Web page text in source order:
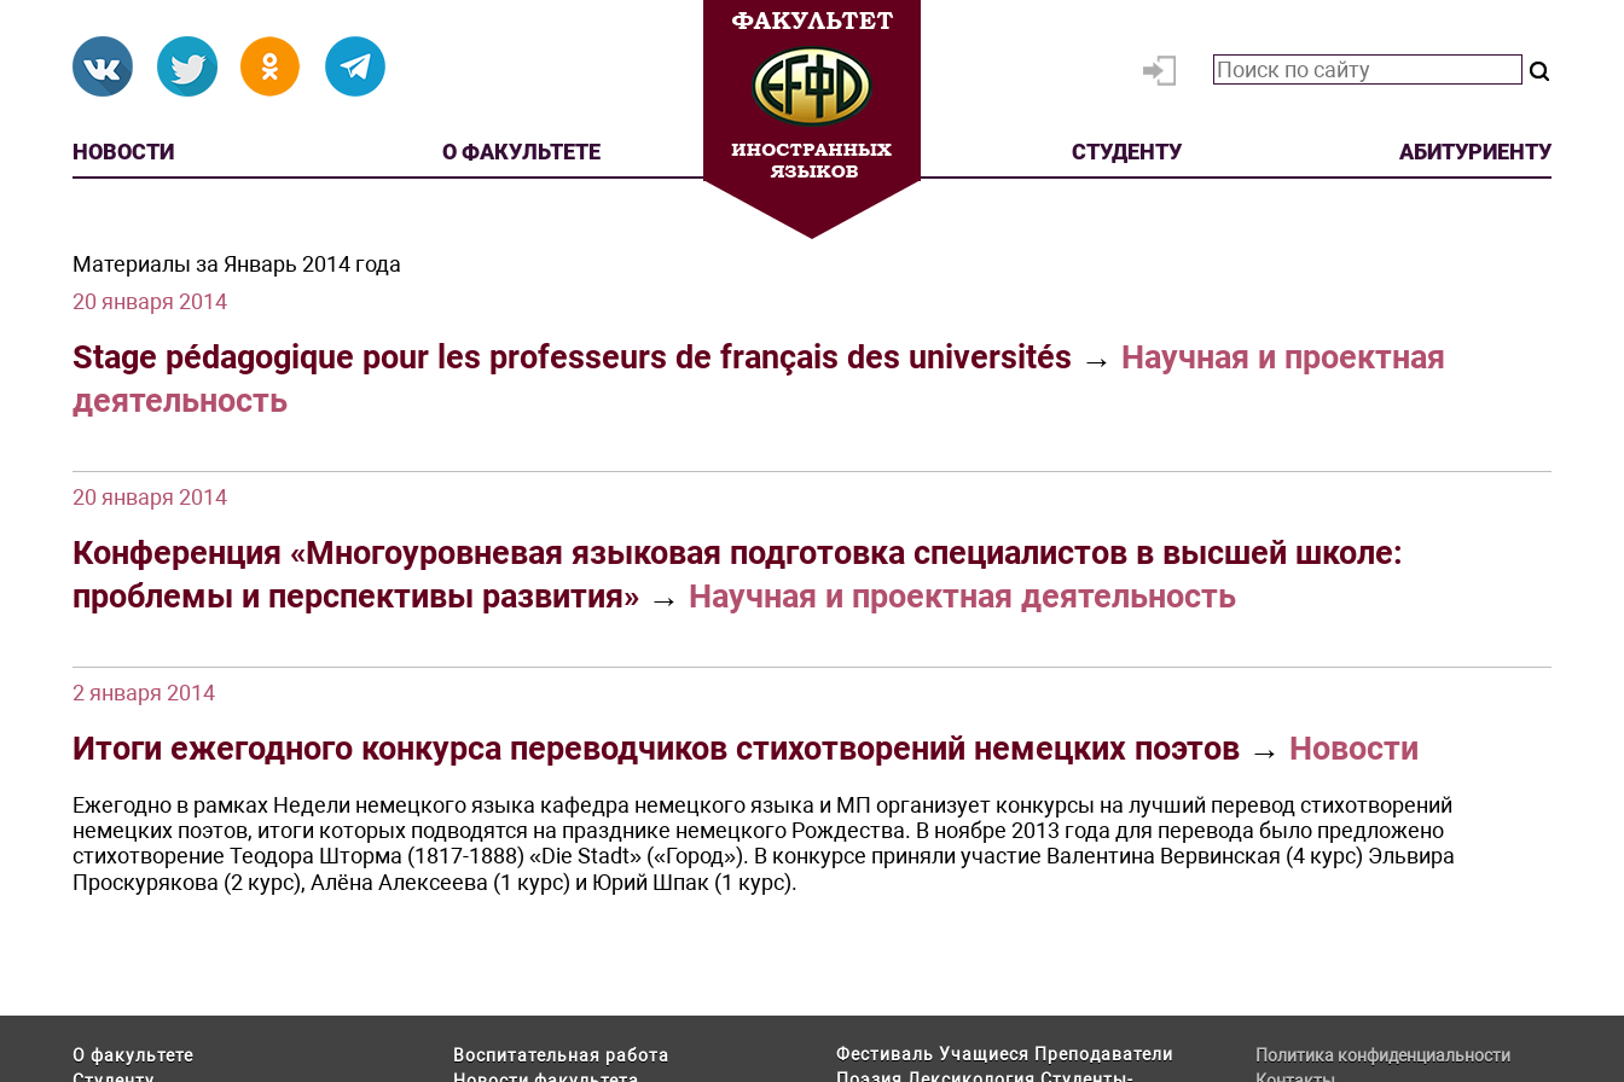
НОВОСТИ О ФАКУЛЬТЕТЕ СТУДЕНТУ АБИТУРИЕНТУ
Материалы за Январь 2014 года
20 января 2014
Stage pédagogique pour les professeurs de français des universités → Научная и проектная
деятельность
20 января 2014
Конференция «Многоуровневая языковая подготовка специалистов в высшей школе:
проблемы и перспективы развития» → Научная и проектная деятельность
2 января 2014
Итоги ежегодного конкурса переводчиков стихотворений немецких поэтов → Новости
Ежегодно в рамках Недели немецкого языка кафедра немецкого языка и МП организует конкурсы на лучший перевод стихотворений
немецких поэтов, итоги которых подводятся на празднике немецкого Рождества. В ноябре 2013 года для перевода было предложено
стихотворение Теодора Шторма (1817-1888) «Die Stadt» («Город»). В конкурсе приняли участие Валентина Вервинская (4 курс) Эльвира
Проскурякова (2 курс), Алёна Алексеева (1 курс) и Юрий Шпак (1 курс).
О факультете
Воспитательная работа
Фестиваль Учащиеся Преподаватели
Политика конфиденциальности